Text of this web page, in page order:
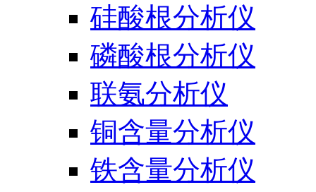
硅酸根分析仪
磷酸根分析仪
联氨分析仪
铜含量分析仪
铁含量分析仪